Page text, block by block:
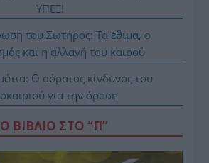
ΥΠΕΞ!
του Σωτήρος: Τα έθιμα, ο
και η αλλαγή του καιρού
Ο αόρατος κίνδυνος του
για την όραση
ΒΙΒΛΙΟ ΣΤΟ “Π”